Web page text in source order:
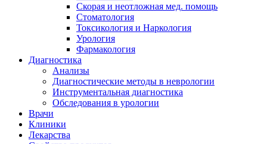
Скорая и неотложная мед. помощь
Стоматология
Токсикология и Наркология
Урология
Фармакология
Диагностика
Анализы
Диагностические методы в неврологии
Инструментальная диагностика
Обследования в урологии
Врачи
Клиники
Лекарства